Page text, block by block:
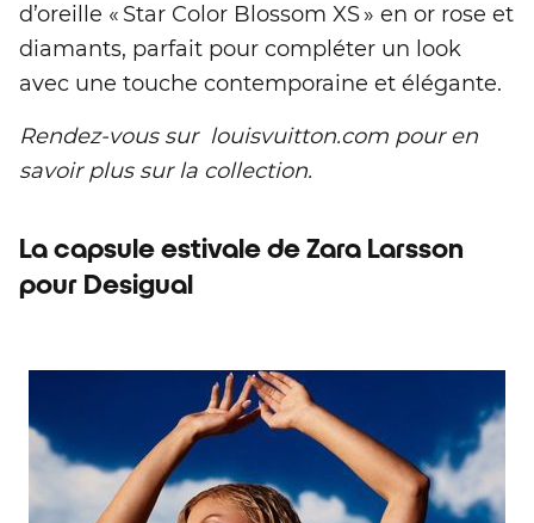
d’oreille « Star Color Blossom XS » en or rose et
diamants, parfait pour compléter un look
avec une touche contemporaine et élégante.
Rendez-vous sur louisvuitton.com pour en
savoir plus sur la collection.
La capsule estivale de Zara Larsson
pour Desigual